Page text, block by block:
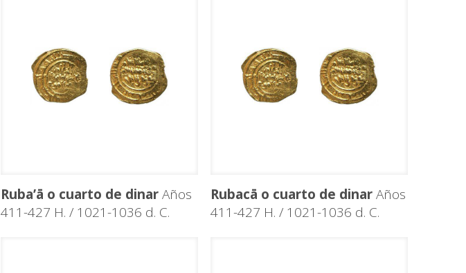
Ruba’ā o cuarto de dinarAños
411-427 H. / 1021-1036 d. C.
Rubacā o cuarto de dinarAños
411-427 H. / 1021-1036 d. C.